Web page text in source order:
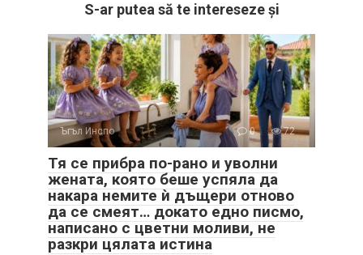
S-ar putea să te intereseze și
Ъгъл Инспо 0 72
Тя се прибра по-рано и уволни
жената, която беше успяла да
накара немите ѝ дъщери отново
да се смеят… докато едно писмо,
написано с цветни моливи, не
разкри цялата истина